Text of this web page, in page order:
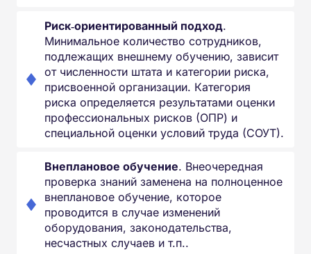
Риск‑ориентированный подход.
Минимальное количество сотрудников,
подлежащих внешнему обучению, зависит
от численности штата и категории риска,
присвоенной организации. Категория
риска определяется результатами оценки
профессиональных рисков (ОПР) и
специальной оценки условий труда (СОУТ).
Внеплановое обучение. Внеочередная
проверка знаний заменена на полноценное
внеплановое обучение, которое
проводится в случае изменений
оборудования, законодательства,
несчастных случаев и т.п..